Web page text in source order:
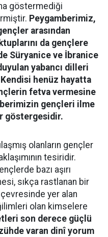
göstermediği
Peygamberimiz,
arasından
da gençlere
Süryanice ve İbranice
yabancı dilleri
henüz hayatta
fetva vermesine
gençleri ilme
göstergesidir.
olanların gençler
tesiridir.
bazı aşırı
sıkça rastlanan bir
yer alan
olan kimselere
son derece güçlü
varan dinî yorum